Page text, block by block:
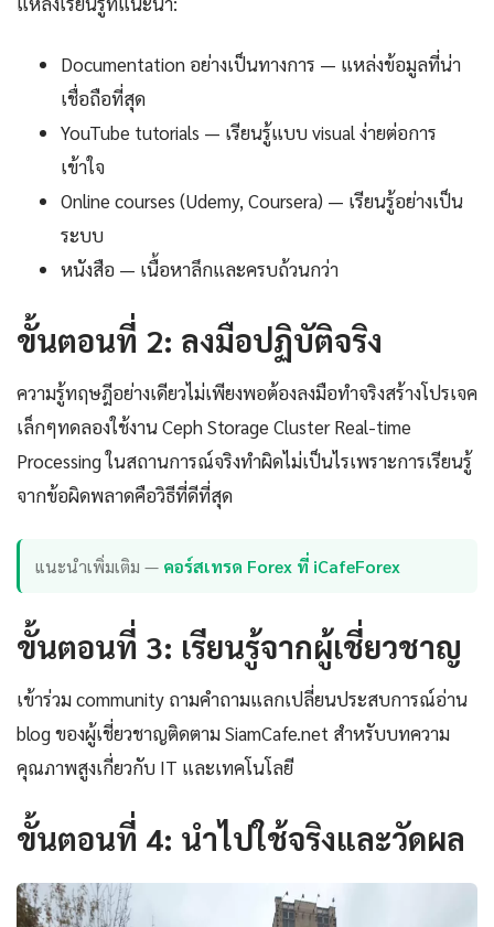
Documentation อย่างเป็นทางการ — แหล่งข้อมูลที่น่า
เชื่อถือที่สุด
YouTube tutorials — เรียนรู้แบบ visual ง่ายต่อการ
เข้าใจ
Online courses (Udemy, Coursera) — เรียนรู้อย่างเป็น
ระบบ
หนังสือ — เนื้อหาลึกและครบถ้วนกว่า
ขั้นตอนที่ 2: ลงมือปฏิบัติจริง
ความรู้ทฤษฎีอย่างเดียวไม่เพียงพอต้องลงมือทำจริงสร้างโปรเจค
เล็กๆทดลองใช้งาน Ceph Storage Cluster Real-time
Processing ในสถานการณ์จริงทำผิดไม่เป็นไรเพราะการเรียนรู้
จากข้อผิดพลาดคือวิธีที่ดีที่สุด
แนะนำเพิ่มเติม — คอร์สเทรด Forex ที่ iCafeForex
ขั้นตอนที่ 3: เรียนรู้จากผู้เชี่ยวชาญ
เข้าร่วม community ถามคำถามแลกเปลี่ยนประสบการณ์อ่าน
blog ของผู้เชี่ยวชาญติดตาม SiamCafe.net สำหรับบทความ
คุณภาพสูงเกี่ยวกับ IT และเทคโนโลยี
ขั้นตอนที่ 4: นำไปใช้จริงและวัดผล